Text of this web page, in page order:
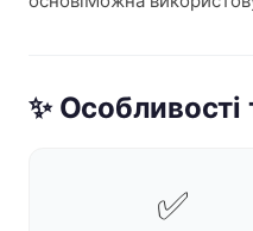
✨ Особливості
✅